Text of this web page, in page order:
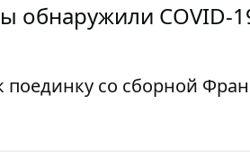
обнаружили COVID-
со сборной